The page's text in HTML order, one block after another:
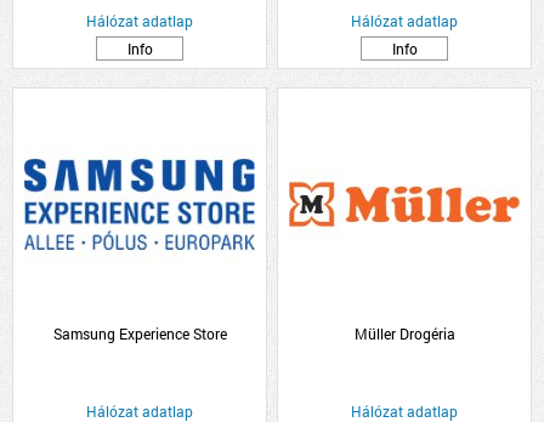
Hálózat adatlap
Info
Hálózat adatlap
Info
Samsung Experience Store
Hálózat adatlap
Müller Drogéria
Hálózat adatlap